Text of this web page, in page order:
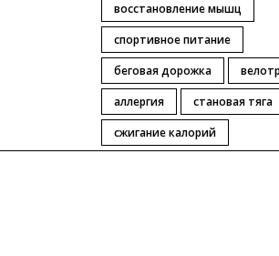
восстановление мышц
спортивное питание
беговая дорожка
аллергия
становая тяга
сжигание калорий